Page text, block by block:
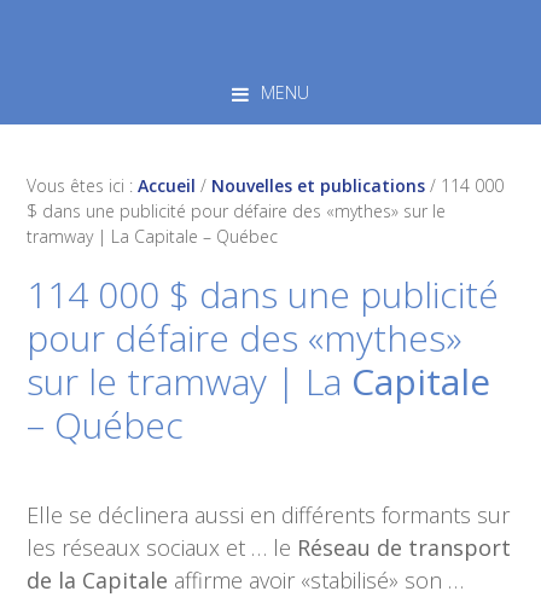
MENU
Vous êtes ici :Accueil / Nouvelles et publications / 114 000
$ dans une publicité pour défaire des «mythes» sur le
tramway | La Capitale – Québec
114 000 $ dans une publicité
pour défaire des «mythes»
sur le tramway | La Capitale
– Québec
Elle se déclinera aussi en différents formants sur
les réseaux sociaux et … le Réseau de transport
de la Capitale affirme avoir «stabilisé» son …